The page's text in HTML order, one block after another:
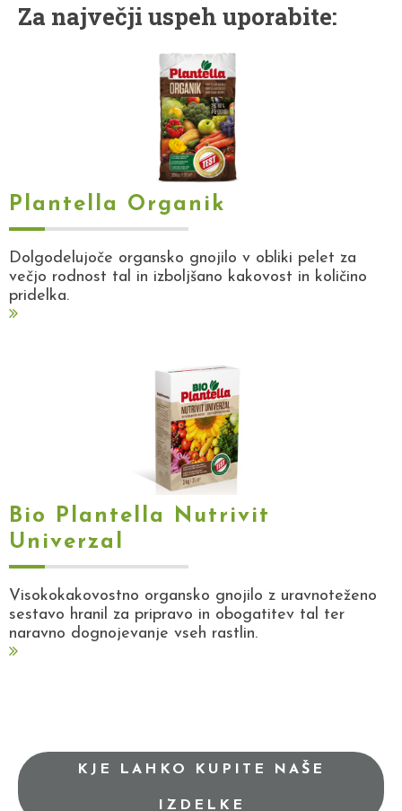
Za največji uspeh uporabite:
Plantella Organik
Dolgodelujoče organsko gnojilo v obliki pelet za
večjo rodnost tal in izboljšano kakovost in količino
pridelka.
Bio Plantella Nutrivit
Univerzal
Visokokakovostno organsko gnojilo z uravnoteženo
sestavo hranil za pripravo in obogatitev tal ter
naravno dognojevanje vseh rastlin.
KJE LAHKO KUPITE NAŠE
IZDELKE